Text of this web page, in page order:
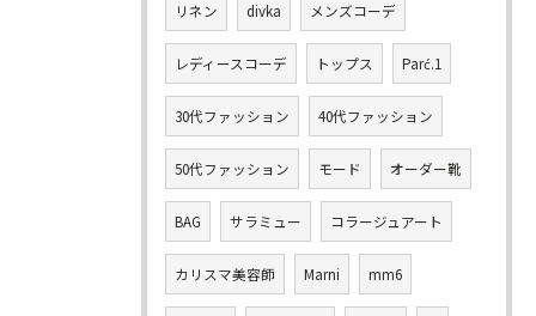
リネン divka メンズコーデ
レディースコーデ トップス Parć.1
30代ファッション 40代ファッション
50代ファッション モード オーダー靴
BAG サラミュー コラージュアート
カリスマ美容師 Marni mm6